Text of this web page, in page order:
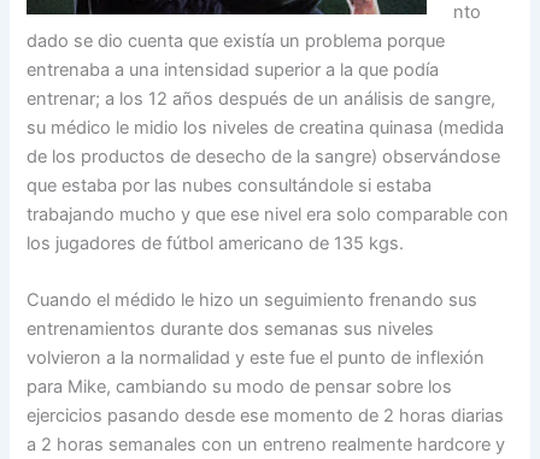
nto
dado se dio cuenta que existía un problema porque
entrenaba a una intensidad superior a la que podía
entrenar; a los 12 años después de un análisis de sangre,
su médico le midio los niveles de creatina quinasa (medida
de los productos de desecho de la sangre) observándose
que estaba por las nubes consultándole si estaba
trabajando mucho y que ese nivel era solo comparable con
los jugadores de fútbol americano de 135 kgs.
Cuando el médido le hizo un seguimiento frenando sus
entrenamientos durante dos semanas sus niveles
volvieron a la normalidad y este fue el punto de inflexión
para Mike, cambiando su modo de pensar sobre los
ejercicios pasando desde ese momento de 2 horas diarias
a 2 horas semanales con un entreno realmente hardcore y